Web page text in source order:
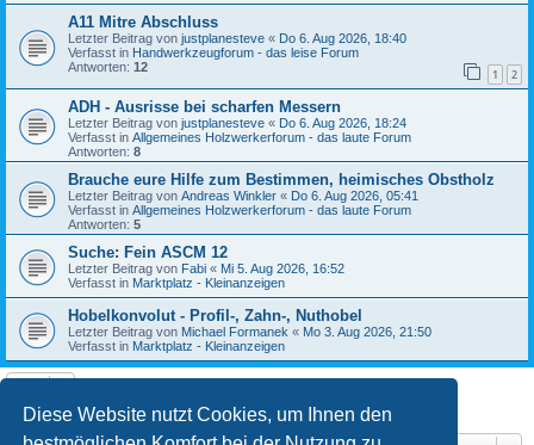
Diese Website nutzt Cookies, um Ihnen den
A11 Mitre Abschluss
Letzter Beitrag von justplanesteve « Do 6. Aug 2026, 18:40
Verfasst in Handwerkzeugforum - das leise Forum
Antworten: 12 1 2
ADH - Ausrisse bei scharfen Messern
Letzter Beitrag von justplanesteve « Do 6. Aug 2026, 18:24
Verfasst in Allgemeines Holzwerkerforum - das laute Forum
Antworten: 8
Brauche eure Hilfe zum Bestimmen, heimisches Obstholz
Letzter Beitrag von Andreas Winkler « Do 6. Aug 2026, 05:41
Verfasst in Allgemeines Holzwerkerforum - das laute Forum
Antworten: 5
Suche: Fein ASCM 12
Letzter Beitrag von Fabi « Mi 5. Aug 2026, 16:52
Verfasst in Marktplatz - Kleinanzeigen
Hobelkonvolut - Profil-, Zahn-, Nuthobel
Letzter Beitrag von Michael Formanek « Mo 3. Aug 2026, 21:50
Verfasst in Marktplatz - Kleinanzeigen
Die Suche ergab 10 Treffer • Seite1 von 1